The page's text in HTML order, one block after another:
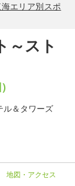
エリア別スポ
～スト
ル＆タワーズ
地図・アクセス